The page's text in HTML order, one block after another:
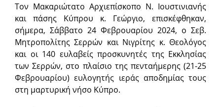
Τον Μακαριώτατο Αρχιεπίσκοπο Ν. Ιουστινιανής
και πάσης Κύπρου κ. Γεώργιο, επισκέφθηκαν,
σήμερα, Σάββατο 24 Φεβρουαρίου 2024, ο Σεβ.
Μητροπολίτης Σερρών και Νιγρίτης κ. Θεολόγος
και οι 140 ευλαβείς προσκυνητές της Εκκλησίας
των Σερρών, στο πλαίσιο της πενταήμερης (21-25
Φεβρουαρίου) ευλογητής ιεράς αποδημίας τους
στη μαρτυρική νήσο Κύπρο.